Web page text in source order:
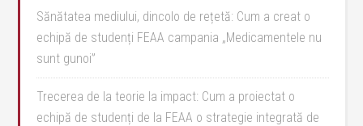
Sănătatea mediului, dincolo de rețetă: Cum a creat o
echipă de studenți FEAA campania „Medicamentele nu
sunt gunoi”
Trecerea de la teorie la impact: Cum a proiectat o
echipă de studenți de la FEAA o strategie integrată de